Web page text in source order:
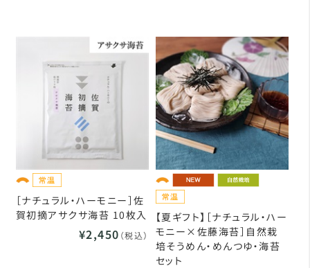
［ナチュラル・ハーモニー］佐
賀初摘アサクサ海苔 10枚入
¥2,450 （税込）
【夏ギフト】［ナチュラル・ハー
モニー×佐藤海苔］自然栽
培そうめん・めんつゆ・海苔
セット